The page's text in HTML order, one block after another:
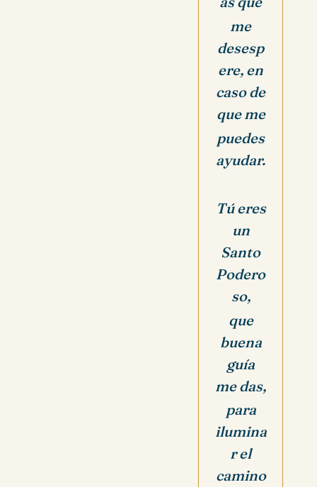
me
desesp
ere, en
caso de
que me
puedes
ayudar.
Tú eres
un
Santo
Podero
so,
que
buena
guía
me das,
para
ilumina
r el
camino